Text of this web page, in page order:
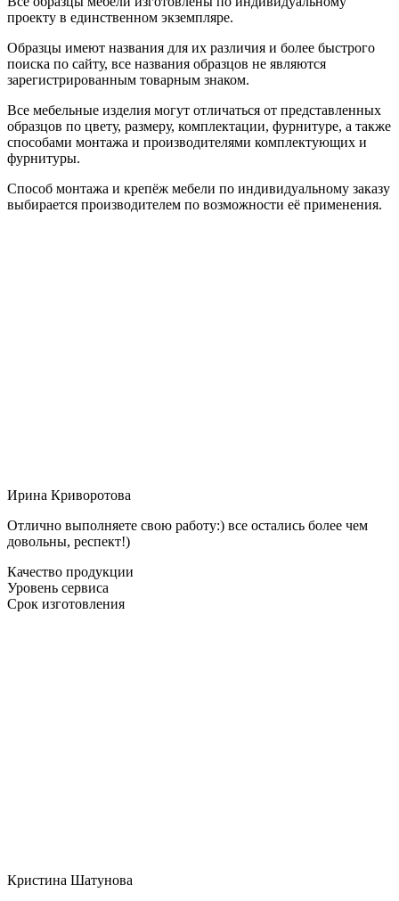
проекту в единственном экземпляре.
Образцы имеют названия для их различия и более быстрого
поиска по сайту, все названия образцов не являются
зарегистрированным товарным знаком.
Все мебельные изделия могут отличаться от представленных
образцов по цвету, размеру, комплектации, фурнитуре, а также
способами монтажа и производителями комплектующих и
фурнитуры.
Способ монтажа и крепёж мебели по индивидуальному заказу
выбирается производителем по возможности её применения.
Ирина Криворотова
Отлично выполняете свою работу:) все остались более чем
довольны, респект!)
Качество продукции
Уровень сервиса
Срок изготовления
Кристина Шатунова